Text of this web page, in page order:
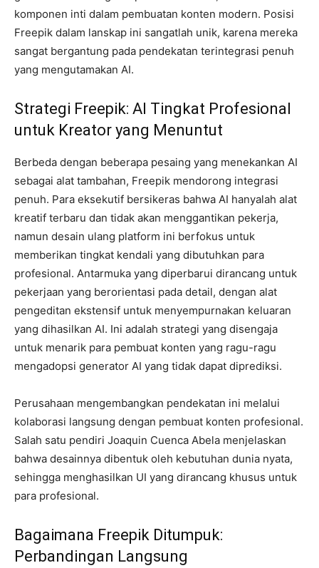
komponen inti dalam pembuatan konten modern. Posisi
Freepik dalam lanskap ini sangatlah unik, karena mereka
sangat bergantung pada pendekatan terintegrasi penuh
yang mengutamakan AI.
Strategi Freepik: AI Tingkat Profesional
untuk Kreator yang Menuntut
Berbeda dengan beberapa pesaing yang menekankan AI
sebagai alat tambahan, Freepik mendorong integrasi
penuh. Para eksekutif bersikeras bahwa AI hanyalah alat
kreatif terbaru dan tidak akan menggantikan pekerja,
namun desain ulang platform ini berfokus untuk
memberikan tingkat kendali yang dibutuhkan para
profesional. Antarmuka yang diperbarui dirancang untuk
pekerjaan yang berorientasi pada detail, dengan alat
pengeditan ekstensif untuk menyempurnakan keluaran
yang dihasilkan AI. Ini adalah strategi yang disengaja
untuk menarik para pembuat konten yang ragu-ragu
mengadopsi generator AI yang tidak dapat diprediksi.
Perusahaan mengembangkan pendekatan ini melalui
kolaborasi langsung dengan pembuat konten profesional.
Salah satu pendiri Joaquin Cuenca Abela menjelaskan
bahwa desainnya dibentuk oleh kebutuhan dunia nyata,
sehingga menghasilkan UI yang dirancang khusus untuk
para profesional.
Bagaimana Freepik Ditumpuk:
Perbandingan Langsung